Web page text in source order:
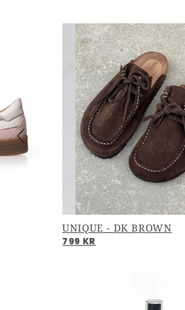
UNIQUE - DK BROWN
799 KR